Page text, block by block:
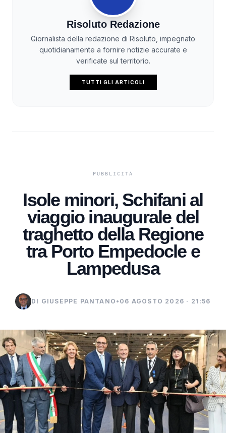
Risoluto Redazione
Giornalista della redazione di Risoluto, impegnato
quotidianamente a fornire notizie accurate e
verificate sul territorio.
TUTTI GLI ARTICOLI
Isole minori, Schifani al
viaggio inaugurale del
traghetto della Regione
tra Porto Empedocle e
Lampedusa
DI GIUSEPPE PANTANO • 06 AGOSTO 2026 · 21:56